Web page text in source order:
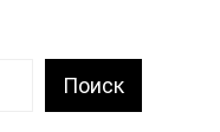
Поиск